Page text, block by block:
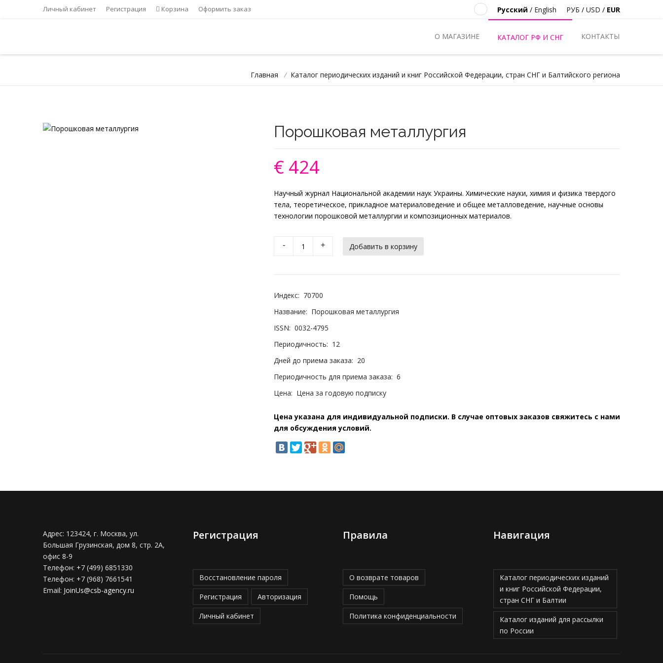
Личный кабинет Регистрация Корзина Оформить заказ РУБ / USD / EUR
Русский / English
О МАГАЗИНЕ КАТАЛОГ РФ И СНГ КОНТАКТЫ
Главная / Каталог периодических изданий и книг Российской Федерации, стран СНГ и Балтийского региона
Порошковая металлургия
€ 424
Научный журнал Национальной академии наук Украины. Химические науки, химия и физика твердого
тела, теоретическое, прикладное материаловедение и общее металловедение, научные основы
технологии порошковой металлургии и композиционных материалов.
- +
Индекс: 70700
Название: Порошковая металлургия
ISSN: 0032-4795
Периодичность: 12
Дней до приема заказа: 20
Периодичность для приема заказа: 6
Цена: Цена за годовую подписку
Цена указана для индивидуальной подписки. В случае оптовых заказов свяжитесь с нами
для обсуждения условий.
Адрес: 123424, г. Москва, ул.
Большая Грузинская, дом 8, стр. 2А,
офис 8-9
Телефон: +7 (499) 6851330
Телефон: +7 (968) 7661541
Email: JoinUs@csb-agency.ru
Регистрация
Восстановление пароля
Регистрация Авторизация
Личный кабинет
Правила
О возврате товаров
Помощь
Политика конфиденциальности
Навигация
Каталог периодических изданий
и книг Российской Федерации,
стран СНГ и Балтии
Каталог изданий для рассылки
по России